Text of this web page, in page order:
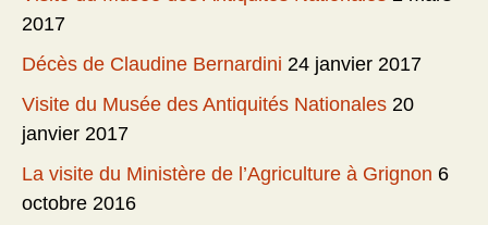
2017
Décès de Claudine Bernardini 24 janvier 2017
Visite du Musée des Antiquités Nationales 20
janvier 2017
La visite du Ministère de l’Agriculture à Grignon 6
octobre 2016